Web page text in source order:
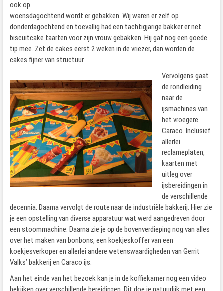
ook op
woensdagochtend wordt er gebakken. Wij waren er zelf op
donderdagochtend en toevallig had een tachtigjarige bakker er net
biscuitcake taarten voor zijn vrouw gebakken. Hij gaf nog een goede
tip mee. Zet de cakes eerst 2 weken in de vriezer, dan worden de
cakes fijner van structuur.
Vervolgens gaat
de rondleiding
naar de
ijsmachines van
het vroegere
Caraco. Inclusief
allerlei
reclameplaten,
kaarten met
uitleg over
ijsbereidingen in
de verschillende
decennia. Daarna vervolgt de route naar de industriële bakkerij. Hier zie
je een opstelling van diverse apparatuur wat werd aangedreven door
een stoommachine. Daarna zie je op de bovenverdieping nog van alles
over het maken van bonbons, een koekjeskoffer van een
koekjesverkoper en allerlei andere wetenswaardigheden van Gerrit
Valks’ bakkerij en Caraco ijs.
Aan het einde van het bezoek kan je in de koffiekamer nog een video
bekijken over verschillende bereidingen. Dit doe je natuurlijk met een